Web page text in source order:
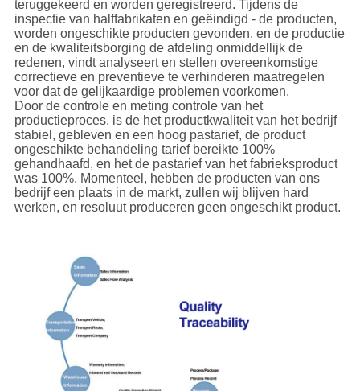
teruggekeerd en worden geregistreerd. Tijdens de
inspectie van halffabrikaten en geëindigd - de producten,
worden ongeschikte producten gevonden, en de productie
en de kwaliteitsborging de afdeling onmiddellijk de
redenen, vindt analyseert en stellen overeenkomstige
correctieve en preventieve te verhinderen maatregelen
voor dat de gelijkaardige problemen voorkomen.
Door de controle en meting controle van het
productieproces, is de het productkwaliteit van het bedrijf
stabiel, gebleven en een hoog pastarief, de product
ongeschikte behandeling tarief bereikte 100%
gehandhaafd, en het de pastarief van het fabrieksproduct
was 100%. Momenteel, hebben de producten van ons
bedrijf een plaats in de markt, zullen wij blijven hard
werken, en resoluut produceren geen ongeschikt product.